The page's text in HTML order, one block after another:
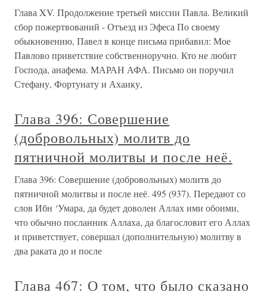
Глава XV. Продолжение третьей миссии Павла. Великий
сбор пожертвований - Отъезд из Эфеса По своему
обыкновению, Павел в конце письма прибавил: Мое
Павлово приветствие собственноручно. Кто не любит
Господа, анафема. МАРАН АФА. Письмо он поручил
Стефану, Фортунату и Ахаику,
Глава 396: Совершение
(добровольных) молитв до
пятничной молитвы и после неё.
Глава 396: Совершение (добровольных) молитв до
пятничной молитвы и после неё. 495 (937). Передают со
слов Ибн ‘Умара, да будет доволен Аллах ими обоими,
что обычно посланник Аллаха, да благословит его Аллах
и приветствует, совершал (дополнительную) молитву в
два раката до и после
Глава 467: О том, что было сказано